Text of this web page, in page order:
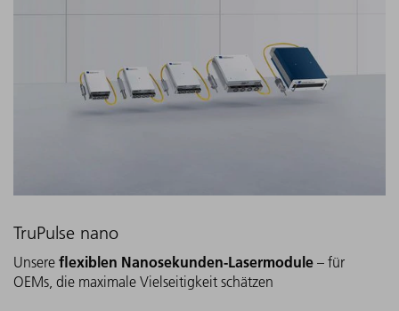
TruPulse nano
Unsere flexiblen Nanosekunden-Lasermodule – für
OEMs, die maximale Vielseitigkeit schätzen